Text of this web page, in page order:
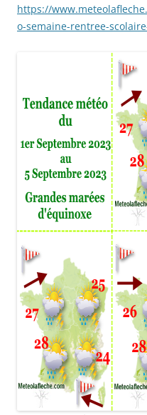
https://
o-semaine-rentree-